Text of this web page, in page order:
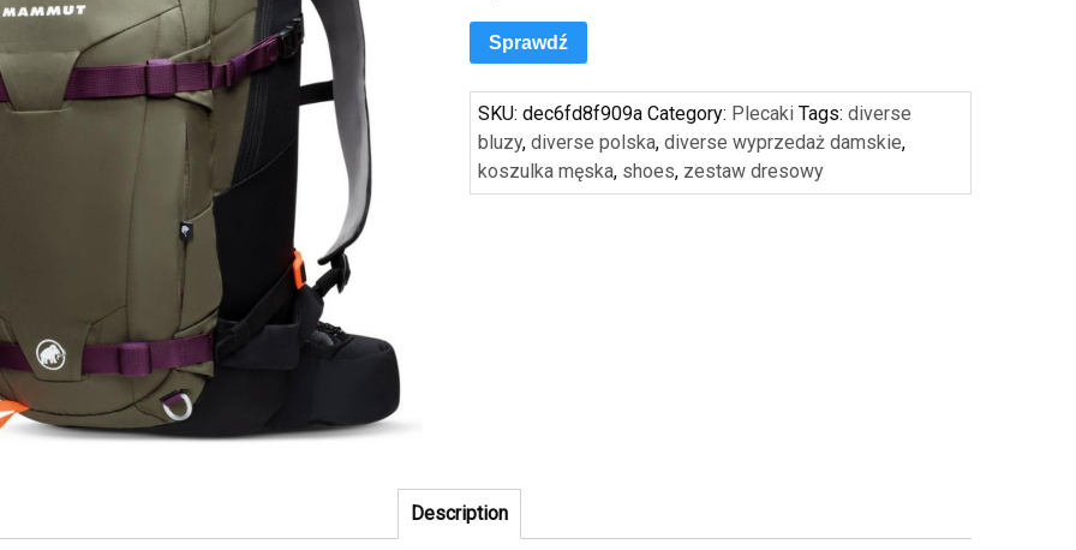
Sprawdź
SKU:dec6fd8f909a Category: Plecaki Tags:diverse
bluzy,diverse polska,diverse wyprzedaż damskie,
koszulka męska, shoes, zestaw dresowy
Description